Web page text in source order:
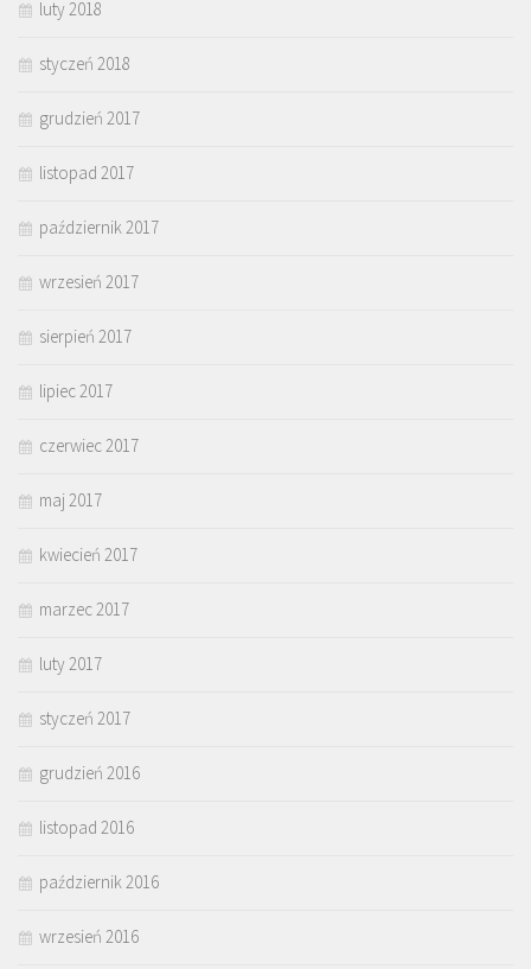
luty 2018
styczeń 2018
grudzień 2017
listopad 2017
październik 2017
wrzesień 2017
sierpień 2017
lipiec 2017
czerwiec 2017
maj 2017
kwiecień 2017
marzec 2017
luty 2017
styczeń 2017
grudzień 2016
listopad 2016
październik 2016
wrzesień 2016